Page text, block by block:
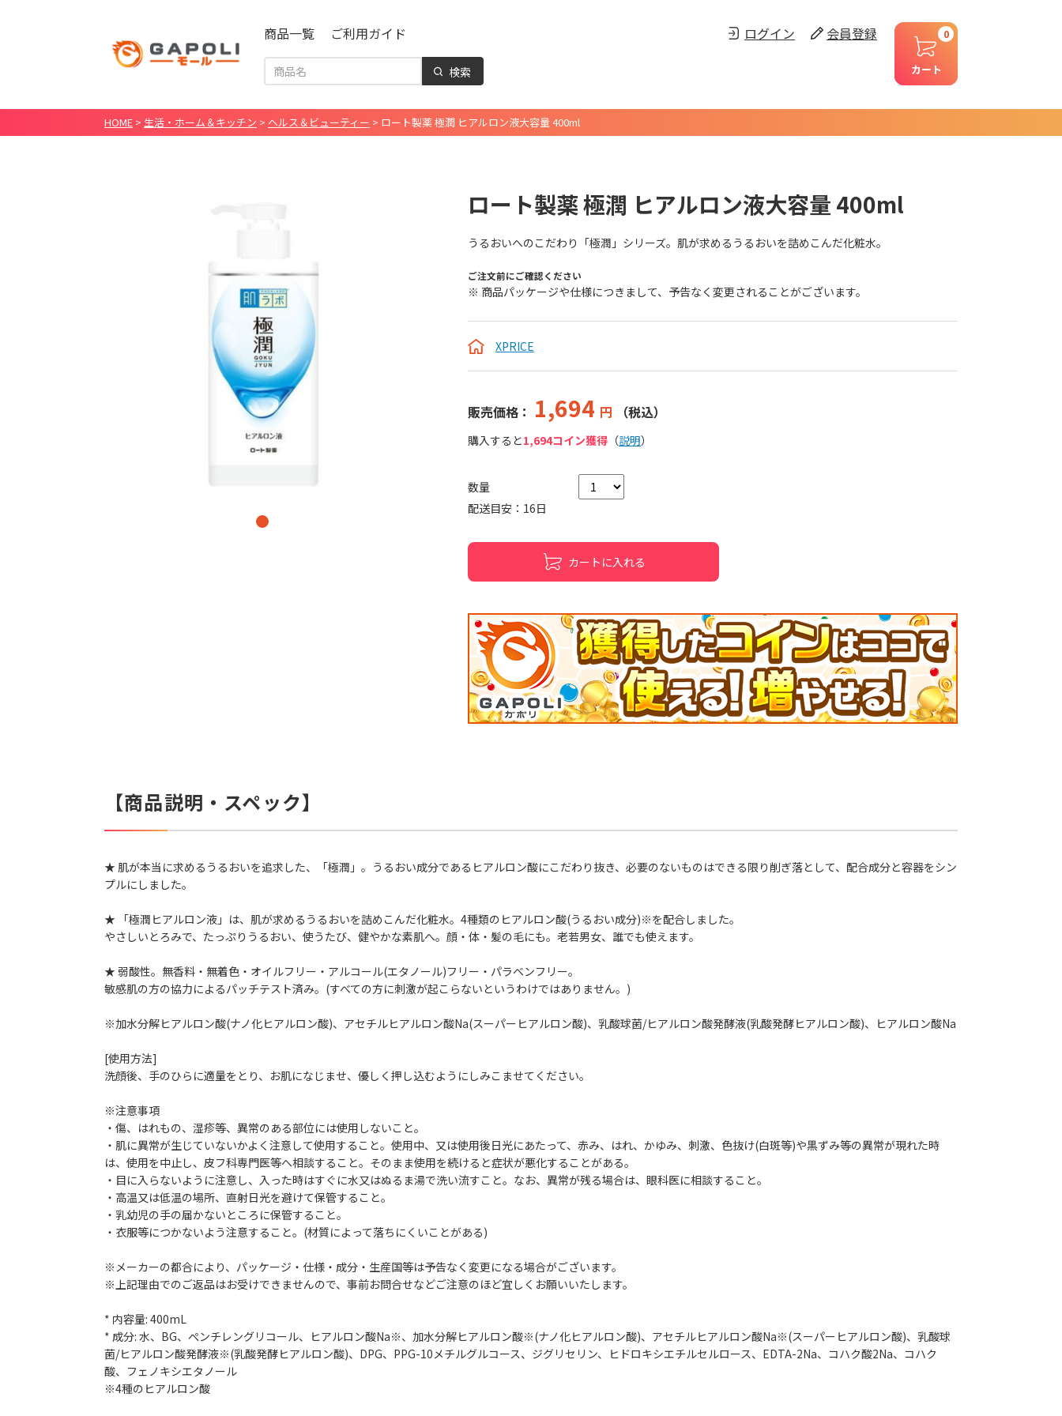
商品一覧 ご利用ガイド
検索
ログイン 会員登録
カート
0
HOME > 生活・ホーム＆キッチン > ヘルス＆ビューティー > ロート製薬 極潤 ヒアルロン液大容量 400ml
ロート製薬 極潤 ヒアルロン液大容量 400ml
うるおいへのこだわり「極潤」シリーズ。肌が求めるうるおいを詰めこんだ化粧水。
ご注文前にご確認ください
※ 商品パッケージや仕様につきまして、予告なく変更されることがございます。
XPRICE
販売価格： 1,694 円 （税込）
購入すると1,694コイン獲得 （説明）
数量
配送目安：16日
カートに入れる
【商品説明・スペック】
★ 肌が本当に求めるうるおいを追求した、「極潤」。うるおい成分であるヒアルロン酸にこだわり抜き、必要のないものはできる限り削ぎ落として、配合成分と容器をシン
プルにしました。
★ 「極潤ヒアルロン液」は、肌が求めるうるおいを詰めこんだ化粧水。4種類のヒアルロン酸(うるおい成分)※を配合しました。
やさしいとろみで、たっぷりうるおい、使うたび、健やかな素肌へ。顔・体・髪の毛にも。老若男女、誰でも使えます。
★ 弱酸性。無香料・無着色・オイルフリー・アルコール(エタノール)フリー・パラベンフリー。
敏感肌の方の協力によるパッチテスト済み。(すべての方に刺激が起こらないというわけではありません。)
※加水分解ヒアルロン酸(ナノ化ヒアルロン酸)、アセチルヒアルロン酸Na(スーパーヒアルロン酸)、乳酸球菌/ヒアルロン酸発酵液(乳酸発酵ヒアルロン酸)、ヒアルロン酸Na
[使用方法]
洗顔後、手のひらに適量をとり、お肌になじませ、優しく押し込むようにしみこませてください。
※注意事項
・傷、はれもの、湿疹等、異常のある部位には使用しないこと。
・肌に異常が生じていないかよく注意して使用すること。使用中、又は使用後日光にあたって、赤み、はれ、かゆみ、刺激、色抜け(白斑等)や黒ずみ等の異常が現れた時
は、使用を中止し、皮フ科専門医等へ相談すること。そのまま使用を続けると症状が悪化することがある。
・目に入らないように注意し、入った時はすぐに水又はぬるま湯で洗い流すこと。なお、異常が残る場合は、眼科医に相談すること。
・高温又は低温の場所、直射日光を避けて保管すること。
・乳幼児の手の届かないところに保管すること。
・衣服等につかないよう注意すること。(材質によって落ちにくいことがある)
※メーカーの都合により、パッケージ・仕様・成分・生産国等は予告なく変更になる場合がございます。
※上記理由でのご返品はお受けできませんので、事前お問合せなどご注意のほど宜しくお願いいたします。
* 内容量: 400mL
* 成分: 水、BG、ぺンチレングリコール、ヒアルロン酸Na※、加水分解ヒアルロン酸※(ナノ化ヒアルロン酸)、アセチルヒアルロン酸Na※(スーパーヒアルロン酸)、乳酸球
菌/ヒアルロン酸発酵液※(乳酸発酵ヒアルロン酸)、DPG、PPG-10メチルグルコース、ジグリセリン、ヒドロキシエチルセルロース、EDTA-2Na、コハク酸2Na、コハク
酸、フェノキシエタノール
※4種のヒアルロン酸